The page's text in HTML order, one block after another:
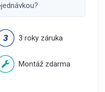
3 roky záruka
Montáž zdarma